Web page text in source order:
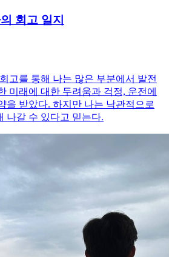
회고 일지
고를 통해 나는 많은 부분에서 발전
미래에 대한 두려움과 걱정, 운전에
을 받았다. 하지만 나는 낙관적으로
나갈 수 있다고 믿는다.